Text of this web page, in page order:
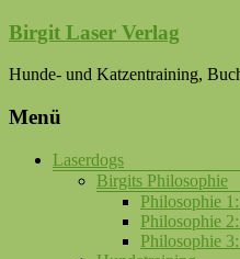
Birgit Laser Verlag
Hunde- und Katzentraining,
Menü
Laserdogs
Birgits Philosophie
Philosophie
Philosophie
Philosophie